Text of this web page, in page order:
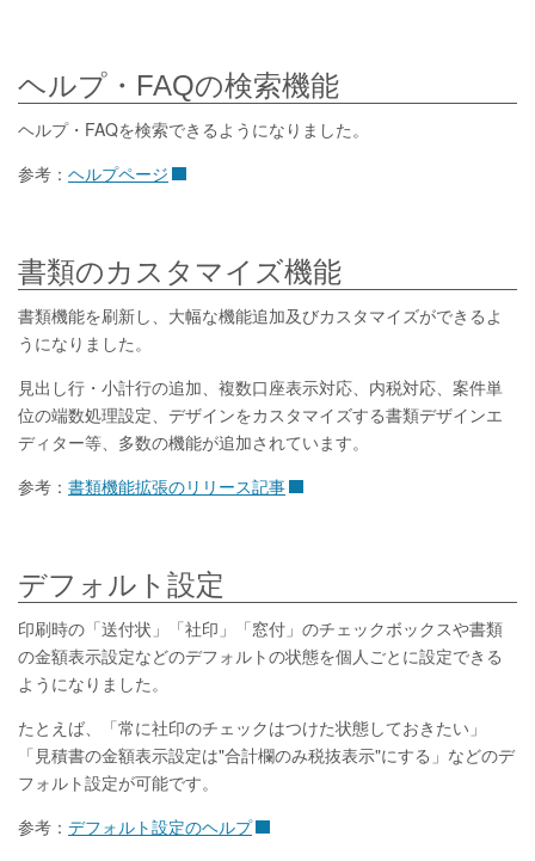
ヘルプ・FAQの検索機能
ヘルプ・FAQを検索できるようになりました。
参考： ヘルプページ
書類のカスタマイズ機能
書類機能を刷新し、大幅な機能追加及びカスタマイズができるよ
うになりました。
見出し行・小計行の追加、複数口座表示対応、内税対応、案件単
位の端数処理設定、デザインをカスタマイズする書類デザインエ
ディター等、多数の機能が追加されています。
参考： 書類機能拡張のリリース記事
デフォルト設定
印刷時の「送付状」「社印」「窓付」のチェックボックスや書類
の金額表示設定などのデフォルトの状態を個人ごとに設定できる
ようになりました。
たとえば、「常に社印のチェックはつけた状態しておきたい」
「見積書の金額表示設定は"合計欄のみ税抜表示"にする」などのデ
フォルト設定が可能です。
参考： デフォルト設定のヘルプ